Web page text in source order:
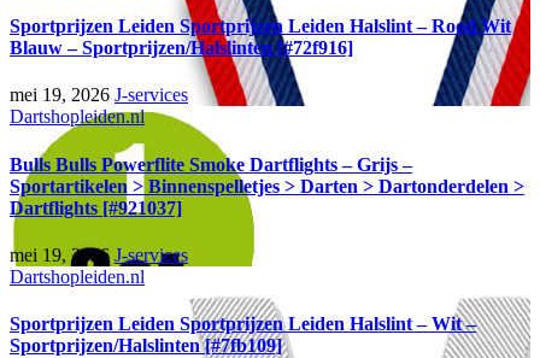
Sportprijzen Leiden Sportprijzen Leiden Halslint – Rood Wit
Blauw – Sportprijzen/Halslinten [#72f916]
mei 19, 2026 J-services
Dartshopleiden.nl
Bulls Bulls Powerflite Smoke Dartflights – Grijs –
Sportartikelen > Binnenspelletjes > Darten > Dartonderdelen >
Dartflights [#921037]
mei 19, 2026J-services
Dartshopleiden.nl
Sportprijzen Leiden Sportprijzen Leiden Halslint – Wit –
Sportprijzen/Halslinten [#7fb109]